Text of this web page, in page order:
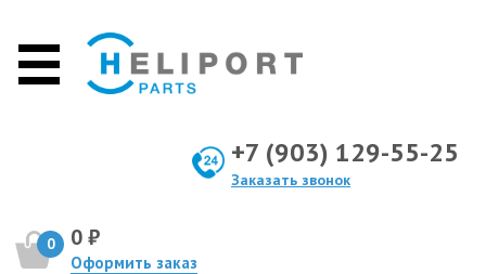
+7 (903) 129-55-25
Заказать звонок
0 0 ₽
Оформить заказ